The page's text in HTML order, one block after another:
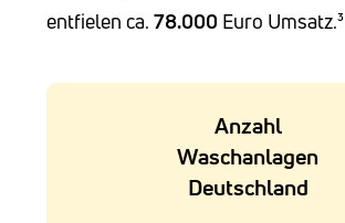
entfielen ca.78.000 Euro Umsatz.³
Anzahl
Waschanlagen
Deutschland